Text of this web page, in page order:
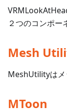
２つのコンポー
Mesh
MeshUtilityはメ
MToon